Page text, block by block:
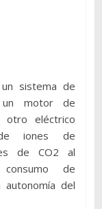
sistema de
un motor de
eléctrico
iones de
de CO2 al
de
autonomía del